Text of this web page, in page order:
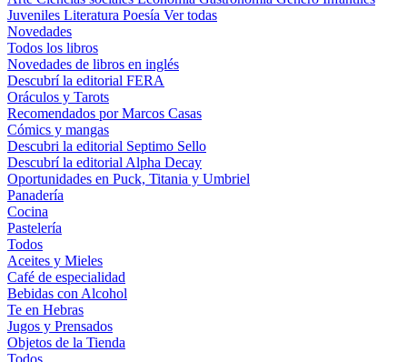
Juveniles Literatura Poesía Ver todas
Novedades
Todos los libros
Novedades de libros en inglés
Descubrí la editorial FERA
Oráculos y Tarots
Recomendados por Marcos Casas
Cómics y mangas
Descubri la editorial Septimo Sello
Descubrí la editorial Alpha Decay
Oportunidades en Puck, Titania y Umbriel
Panadería
Cocina
Pastelería
Todos
Aceites y Mieles
Café de especialidad
Bebidas con Alcohol
Te en Hebras
Jugos y Prensados
Objetos de la Tienda
Todos